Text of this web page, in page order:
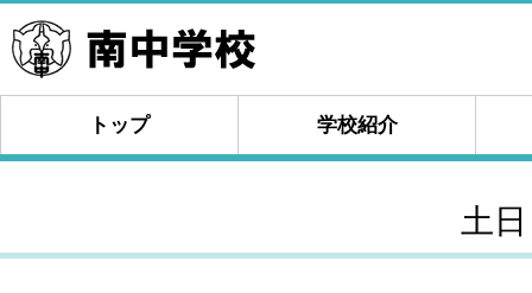
トップ 学校紹介
土